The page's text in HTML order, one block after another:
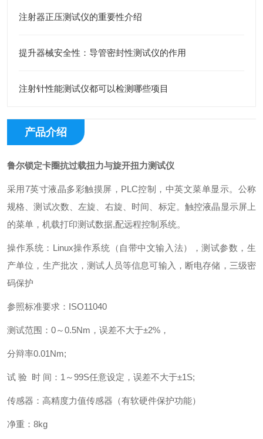
注射器正压测试仪的重要性介绍
提升器械安全性：导管密封性测试仪的作用
注射针性能测试仪都可以检测哪些项目
产品介绍
鲁尔锁定卡圈抗过载扭力与旋开扭力测试仪
采用7英寸液晶多彩触摸屏，PLC控制，中英文菜单显示。公称
规格、测试次数、左旋、右旋、时间、标定。触控液晶显示屏上
的菜单，机载打印测试数据,配远程控制系统。
操作系统：Linux操作系统（自带中文输入法），测试参数，生
产单位，生产批次，测试人员等信息可输入，断电存储，三级密
码保护
参照标准要求：ISO11040
测试范围：0～0.5Nm，误差不大于±2%，
分辩率0.01Nm;
试 验 时 间：1～99S任意设定，误差不大于±1S;
传感器：高精度力值传感器（有软硬件保护功能）
净重：8kg